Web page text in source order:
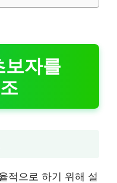
보자를
적으로 하기 위해 설